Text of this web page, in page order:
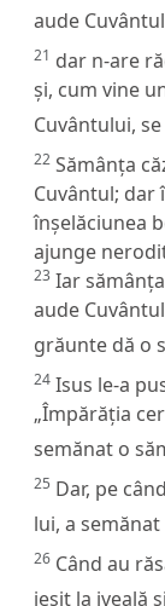
aude
21 dar n-are
și, cum vine
Cuvântului,
22 Sămânța
Cuvântul; dar
înșelăciunea
ajunge
23 Iar
aude
grăunte dă o
24 Isus le-a
„Împărăția
semănat o
25 Dar, pe
lui, a
26 Când au
ieșit la iveală